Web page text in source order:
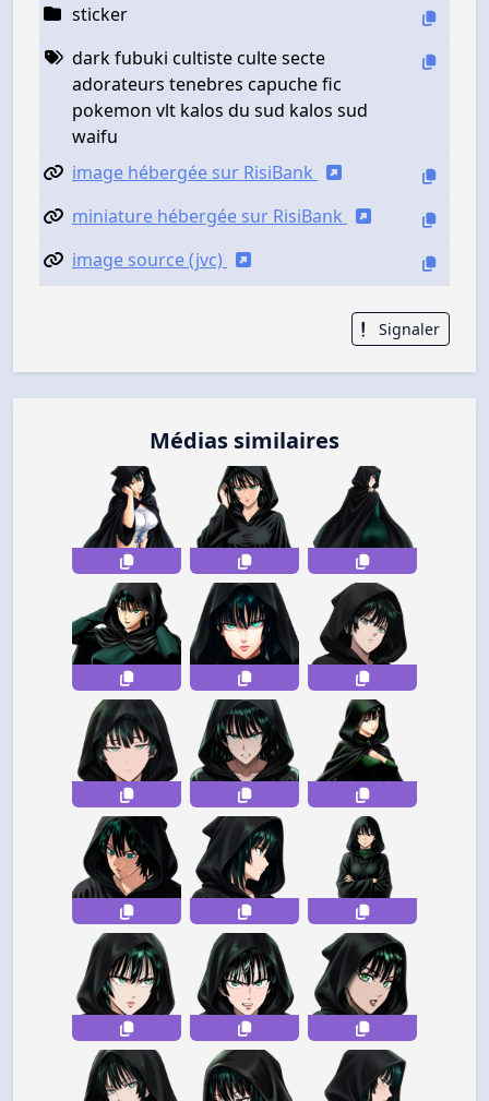
sticker
dark fubuki cultiste culte secte
adorateurs tenebres capuche fic
pokemon vlt kalos du sud kalos sud
waifu
image hébergée sur RisiBank
miniature hébergée sur RisiBank
image source (jvc)
Signaler
Médias similaires